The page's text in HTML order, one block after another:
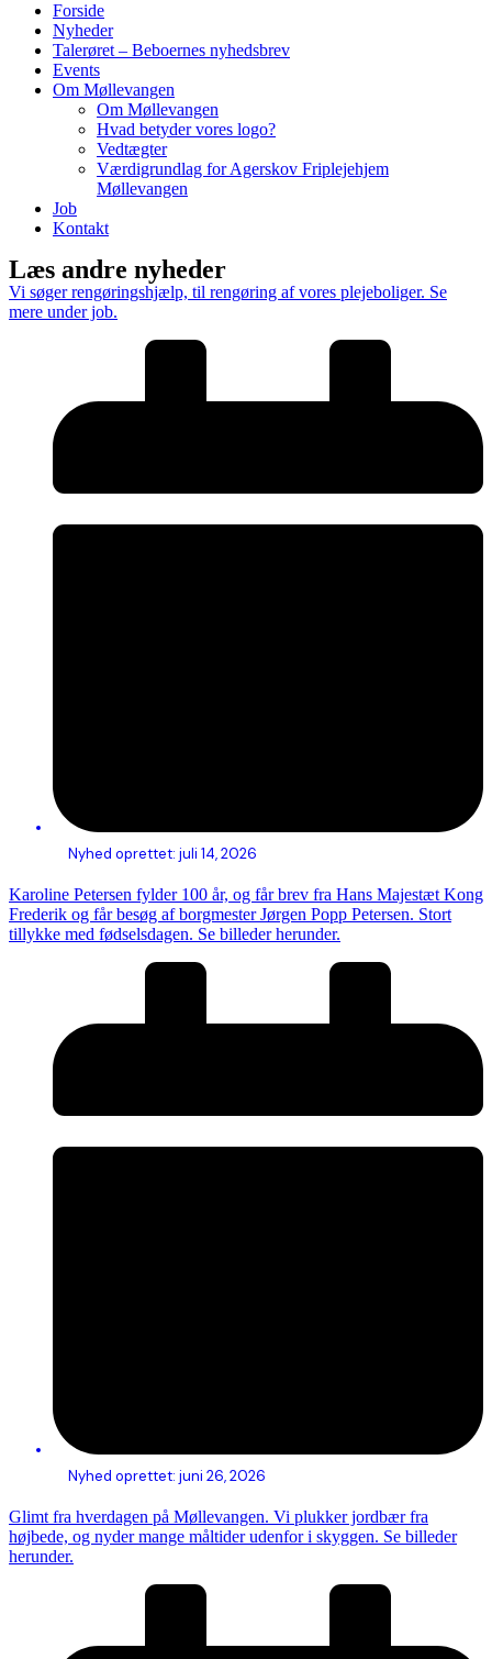
Forside
Nyheder
Talerøret – Beboernes nyhedsbrev
Events
Om Møllevangen
Om Møllevangen
Hvad betyder vores logo?
Vedtægter
Værdigrundlag for Agerskov Friplejehjem
Møllevangen
Job
Kontakt
Læs andre nyheder
Vi søger rengøringshjælp, til rengøring af vores plejeboliger. Se
mere under job.
Nyhed oprettet: juli 14, 2026
Karoline Petersen fylder 100 år, og får brev fra Hans Majestæt Kong
Frederik og får besøg af borgmester Jørgen Popp Petersen. Stort
tillykke med fødselsdagen. Se billeder herunder.
Nyhed oprettet: juni 26, 2026
Glimt fra hverdagen på Møllevangen. Vi plukker jordbær fra
højbede, og nyder mange måltider udenfor i skyggen. Se billeder
herunder.